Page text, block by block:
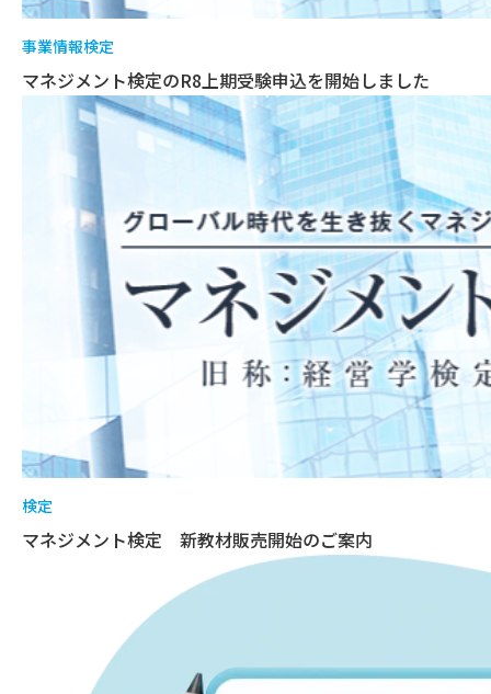
事業情報検定
マネジメント検定のR8上期受験申込を開始しました
検定
マネジメント検定 新教材販売開始のご案内